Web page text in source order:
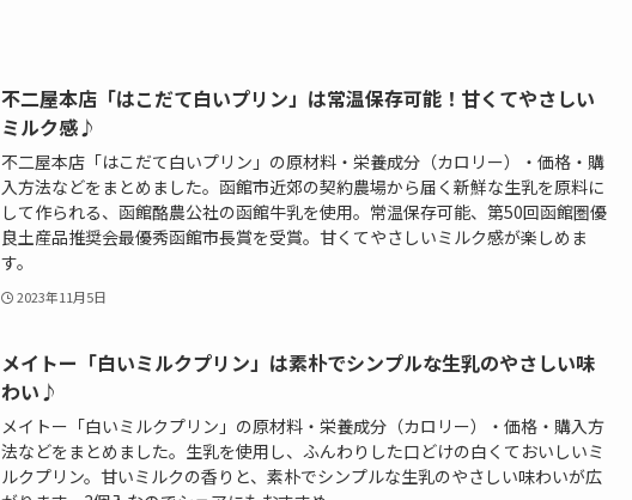
不二屋本店「はこだて白いプリン」は常温保存可能！甘くてやさしい
ミルク感♪
不二屋本店「はこだて白いプリン」の原材料・栄養成分（カロリー）・価格・購
入方法などをまとめました。函館市近郊の契約農場から届く新鮮な生乳を原料に
して作られる、函館酪農公社の函館牛乳を使用。常温保存可能、第50回函館圏優
良土産品推奨会最優秀函館市長賞を受賞。甘くてやさしいミルク感が楽しめま
す。
2023年11月5日
メイトー「白いミルクプリン」は素朴でシンプルな生乳のやさしい味
わい♪
メイトー「白いミルクプリン」の原材料・栄養成分（カロリー）・価格・購入方
法などをまとめました。生乳を使用し、ふんわりした口どけの白くておいしいミ
ルクプリン。甘いミルクの香りと、素朴でシンプルな生乳のやさしい味わいが広